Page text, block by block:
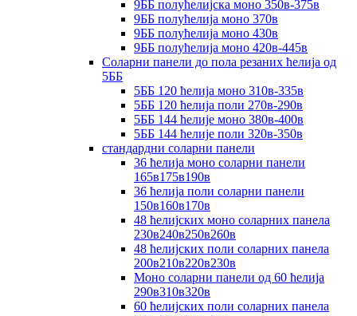
9ББ полућелијска моно 350в-375в
9ББ полућелија моно 370в
9ББ полућелија моно 430в
9ББ полућелија моно 420в-445в
Соларни панели до пола резаних ћелија од
5ББ
5ББ 120 ћелија моно 310в-335в
5ББ 120 ћелија поли 270в-290в
5ББ 144 ћелије моно 380в-400в
5ББ 144 ћелије поли 320в-350в
стандардни соларни панели
36 ћелија моно соларни панели
165в175в190в
36 ћелија поли соларни панели
150в160в170в
48 ћелијских моно соларних панела
230в240в250в260в
48 ћелијских поли соларних панела
200в210в220в230в
Моно соларни панели од 60 ћелија
290в310в320в
60 ћелијских поли соларних панела